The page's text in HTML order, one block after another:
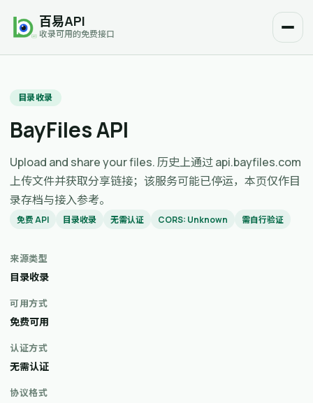
百易API
收录可用的免费接口
目录收录
BayFiles API
Upload and share your files. 历史上通过 api.bayfiles.com
上传文件并获取分享链接；该服务可能已停运，本页仅作目
录存档与接入参考。
免费 API 目录收录 无需认证 CORS: Unknown 需自行验证
来源类型
目录收录
可用方式
免费可用
认证方式
无需认证
协议格式